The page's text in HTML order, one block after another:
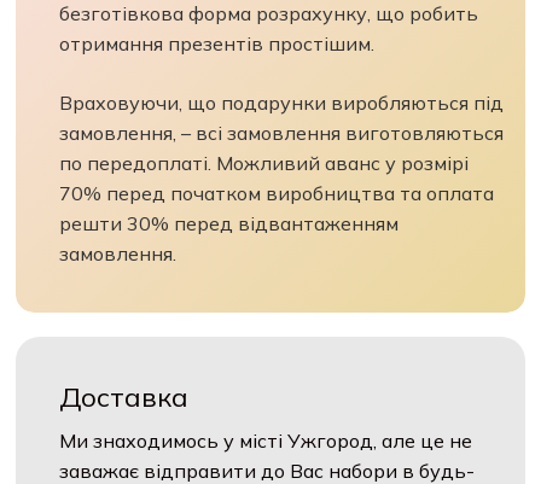
безготівкова форма розрахунку, що робить
отримання презентів простішим.
Враховуючи, що подарунки виробляються під
замовлення, – всі замовлення виготовляються
по передоплаті. Можливий аванс у розмірі
70% перед початком виробництва та оплата
решти 30% перед відвантаженням
замовлення.
Доставка
Ми знаходимось у місті Ужгород, але це не
заважає відправити до Вас набори в будь-